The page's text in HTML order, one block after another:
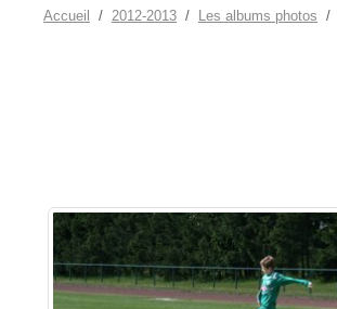
Accueil 2012-2013 Les albums photos